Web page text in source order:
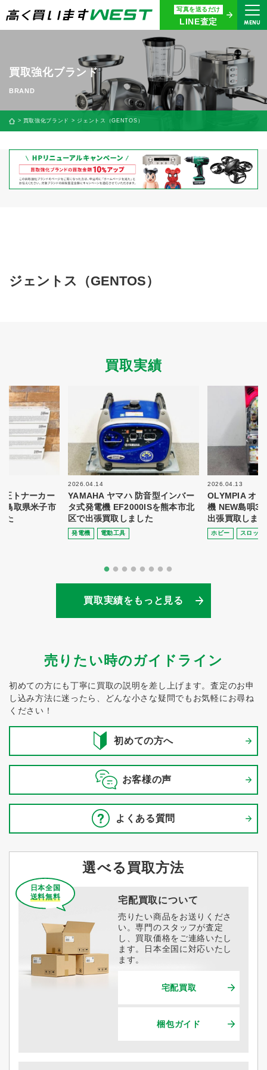
写真を送るだけ
LINE査定 MENU
まずはお気軽にお問い合わせ・
査定をご依頼ください
買取専用ダイヤル
0120-914-094
9:00〜18:30(年中無休)
24時間365日受付
買取に関する質問や相談もすぐにできて便利
簡単操作！LINE査定
新着情報
プライバシーポリシー
規約・同意書
本人確認書類アップロード
梱包
ガイド
法人の
お客様へ
買取強化ブランド
買取強化ブランド ジェントス（GENTOS）
ジェントス（GENTOS）
買取実績
トナーカー
鳥取県米子市
た
2026.04.14
YAMAHA ヤマハ 防音型インバー
タ式発電機 EF2000ISを熊本市北
区で出張買取しました
発電機 電動⼯具
2026.04.13
OLYMPIA オ
機 NEW島唄
出張買取しま
ホビー スロット
買取実績をもっと見る
売りたい時のガイドライン
初めての方にも丁寧に買取の説明を差し上げます。査定のお申
し込み方法に迷ったら、どんな小さな疑問でもお気軽にお尋ね
ください！
初めての方へ
お客様の声
よくある質問
選べる買取方法
宅配買取について
日本全国
送料無料
売りたい商品をお送りくださ
い。専門のスタッフが査定
し、買取価格をご連絡いたし
ます。日本全国に対応いたし
ます。
宅配買取
梱包ガイド